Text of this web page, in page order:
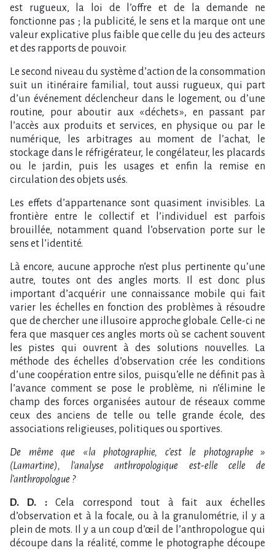
est rugueux, la loi de l’offre et de la demande ne
fonctionne pas ; la publicité, le sens et la marque ont une
valeur explicative plus faible que celle du jeu des acteurs
et des rapports de pouvoir.
Le second niveau du système d’action de la consommation
suit un itinéraire familial, tout aussi rugueux, qui part
d’un événement déclencheur dans le logement, ou d’une
routine, pour aboutir aux « déchets », en passant par
l’accès aux produits et services, en physique ou par le
numérique, les arbitrages au moment de l’achat, le
stockage dans le réfrigérateur, le congélateur, les placards
ou le jardin, puis les usages et enfin la remise en
circulation des objets usés.
Les effets d’appartenance sont quasiment invisibles. La
frontière entre le collectif et l’individuel est parfois
brouillée, notamment quand l’observation porte sur le
sens et l’identité.
Là encore, aucune approche n’est plus pertinente qu’une
autre, toutes ont des angles morts. Il est donc plus
important d’acquérir une connaissance mobile qui fait
varier les échelles en fonction des problèmes à résoudre
que de chercher une illusoire approche globale. Celle-ci ne
fera que masquer ces angles morts où se cachent souvent
les pistes qui ouvrent à des solutions nouvelles. La
méthode des échelles d’observation crée les conditions
d’une coopération entre silos, puisqu’elle ne définit pas à
l’avance comment se pose le problème, ni n’élimine le
champ des forces organisées autour de réseaux comme
ceux des anciens de telle ou telle grande école, des
associations religieuses, politiques ou sportives.
De même que « la photographie, c’est le photographe »
(Lamartine), l’analyse anthropologique est-elle celle de
l’anthropologue ?
D. D. :Cela correspond tout à fait aux échelles
d’observation et à la focale, ou à la granulométrie, il y a
plein de mots. Il y a un coup d’œil de l’anthropologue qui
découpe dans la réalité, comme le photographe découpe